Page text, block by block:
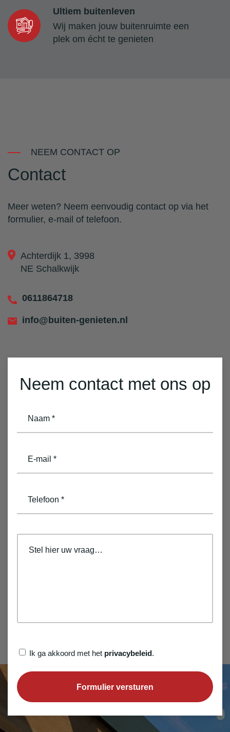
Ultiem buitenleven
Wij maken jouw buitenruimte een
plek om écht te genieten
Neem contact met ons op
naam
(Vereist)
email
(Vereist)
telefoon
(Vereist)
Privacybeleid
Ik ga akkoord met het privacybeleid.
NEEM CONTACT OP
Contact
Meer weten? Neem eenvoudig contact op via het
formulier, e-mail of telefoon.
Achterdijk 1, 3998
NE Schalkwijk
0611864718
info@buiten-genieten.nl